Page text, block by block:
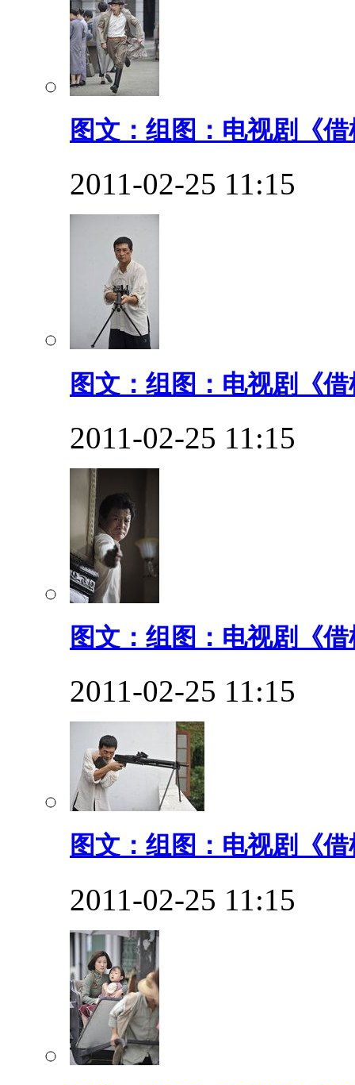
图文：组图：电视剧《
2011-02-25 11:15
图文：组图：电视剧《
2011-02-25 11:15
图文：组图：电视剧《
2011-02-25 11:15
图文：组图：电视剧《
2011-02-25 11:15